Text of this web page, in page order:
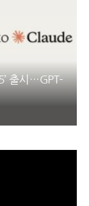
출시…GPT-